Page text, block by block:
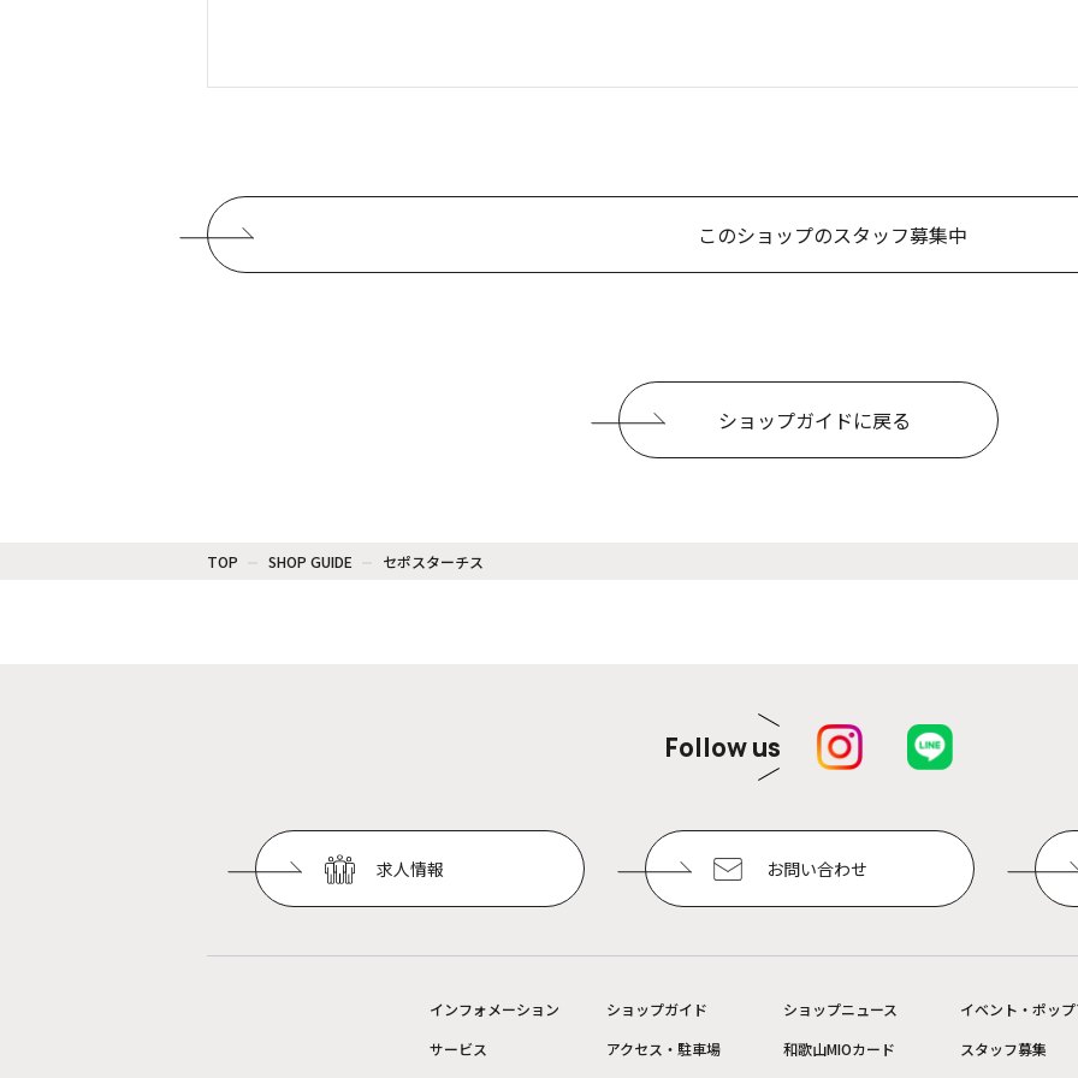
このショップのスタッフ募集中
ショップガイドに戻る
TOP SHOP GUIDE セポスターチス
Follow us
求人情報 お問い合わせ
インフォメーション ショップガイド ショップニュース
イベント・ポッ
サービス
アクセス・駐車場 和歌山MIOカード スタッフ募集